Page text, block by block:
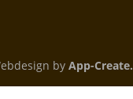
byApp-